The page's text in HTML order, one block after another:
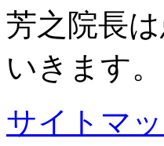
芳之院長
いきます。
サイトマ